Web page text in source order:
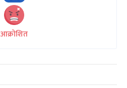
आक्रोशित